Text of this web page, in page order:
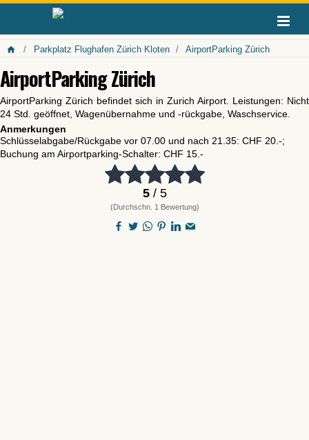
Parkplatz Flughafen Zürich Kloten AirportParking Zürich
AirportParking Zürich
AirportParking Zürich befindet sich in Zurich Airport. Leistungen: Nicht
24 Std. geöffnet, Wagenübernahme und -rückgabe, Waschservice.
Anmerkungen
Schlüsselabgabe/Rückgabe vor 07.00 und nach 21.35: CHF 20.-;
Buchung am Airportparking-Schalter: CHF 15.-
5/ 5
(Durchschn. 1 Bewertung)